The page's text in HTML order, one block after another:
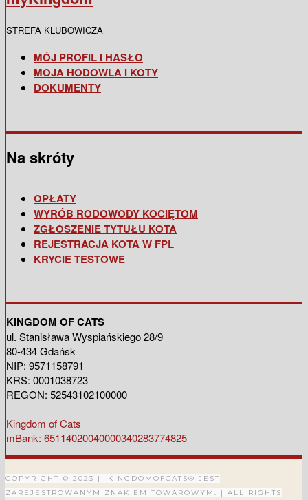
STREFA KLUBOWICZA
MÓJ PROFIL I HASŁO
MOJA HODOWLA I KOTY
DOKUMENTY
Na skróty
OPŁATY
WYRÓB RODOWODY KOCIĘTOM
ZGŁOSZENIE TYTUŁU KOTA
REJESTRACJA KOTA W FPL
KRYCIE TESTOWE
KINGDOM OF CATS
ul. Stanisława Wyspiańskiego 28/9
80-434 Gdańsk
NIP: 9571158791
KRS: 0001038723
REGON: 52543102100000
Kingdom of Cats
mBank: 65114020040000340283774825
COPYRIGHT © 2023 | KINGDOMOFCATS® JEST
ZAREJESTROWANYM ZNAKIEM TOWAROWYM. |
ALL RIGHTS